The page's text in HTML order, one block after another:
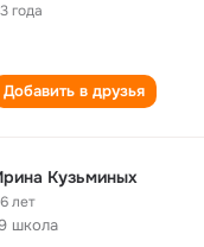
года
Добавить в друзья
Кузьминых
лет
школа